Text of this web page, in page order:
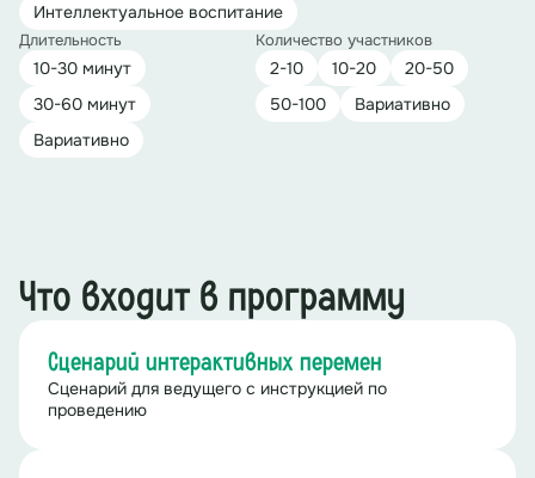
Интеллектуальное воспитание
Длительность
10-30 минут
30-60 минут
Вариативно
Количество участников
2-10 10-20
20-50
50-100
Вариативно
Что входит в программу
Сценарий интерактивных перемен
Сценарий для ведущего с инструкцией по
проведению